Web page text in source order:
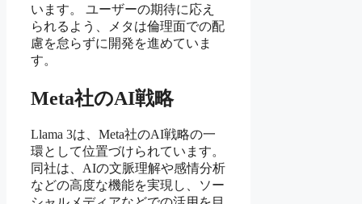
います。 ユーザーの期待に応え
られるよう、メタは倫理面での配
慮を怠らずに開発を進めていま
す。
Meta社のAI戦略
Llama 3は、Meta社のAI戦略の一
環として位置づけられています。
同社は、AIの文脈理解や感情分析
などの高度な機能を実現し、ソー